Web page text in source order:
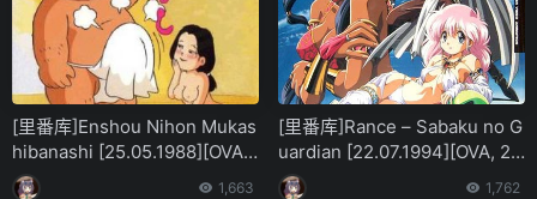
[里番库]Enshou Nihon Mukas
hibanashi [25.05.1988][OVA,
1 episode]
1,663
[里番库]Rance – Sabaku no G
uardian [22.07.1994][OVA, 2
episodes]
1,762